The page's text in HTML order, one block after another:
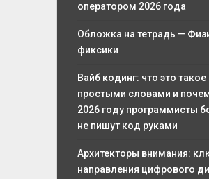
оператором 2026 года
Обложка на тетрадь —
фиксики
Вайб кодинг: что это такое
простыми словами и
2026 году программисты
не пишут код руками
Архитекторы внимания:
направления цифрового